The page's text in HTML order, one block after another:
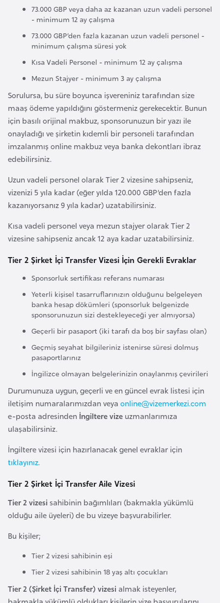
73.000 GBP veya daha az kazanan uzun vadeli personel
- minimum 12 ay çalışma
73.000 GBP’den fazla kazanan uzun vadeli personel -
minimum çalışma süresi yok
Kısa Vadeli Personel - minimum 12 ay çalışma
Mezun Stajyer - minimum 3 ay çalışma
Sorulursa, bu süre boyunca işvereniniz tarafından size
maaş ödeme yapıldığını göstermeniz gerekecektir. Bunun
için basılı orijinal makbuz, sponsorunuzun bir yazı ile
onayladığı ve şirketin kıdemli bir personeli tarafından
imzalanmış online makbuz veya banka dekontları ibraz
edebilirsiniz.
Uzun vadeli personel olarak Tier 2 vizesine sahipseniz,
vizenizi 5 yıla kadar (eğer yılda 120.000 GBP’den fazla
kazanıyorsanız 9 yıla kadar) uzatabilirsiniz.
Kısa vadeli personel veya mezun stajyer olarak Tier 2
vizesine sahipseniz ancak 12 aya kadar uzatabilirsiniz.
Tier 2 Şirket İçi Transfer Vizesi İçin Gerekli Evraklar
Sponsorluk sertifikası referans numarası
Yeterli kişisel tasarruflarınızın olduğunu belgeleyen
banka hesap dökümleri (sponsorluk belgenizde
sponsorunuzun sizi destekleyeceği yer almıyorsa)
Geçerli bir pasaport (iki tarafı da boş bir sayfası olan)
Geçmiş seyahat bilgileriniz istenirse süresi dolmuş
pasaportlarınız
İngilizce olmayan belgelerinizin onaylanmış çevirileri
Durumunuza uygun, geçerli ve en güncel evrak listesi için
iletişim numaralarımızdan veya online@vizemerkezi.com
e-posta adresinden İngiltere vize uzmanlarımıza
ulaşabilirsiniz.
İngiltere vizesi için hazırlanacak genel evraklar için
tıklayınız.
Tier 2 Şirket İçi Transfer Aile Vizesi
Tier 2 vizesi sahibinin bağımlıları (bakmakla yükümlü
olduğu aile üyeleri) de bu vizeye başvurabilirler.
Bu kişiler;
Tier 2 vizesi sahibinin eşi
Tier 2 vizesi sahibinin 18 yaş altı çocukları
Tier 2 (Şirket İçi Transfer) vizesi almak isteyenler,
a
n
i
m
a
r
a
D
e
m
k
o
B
u
g
r
s
t
a
r